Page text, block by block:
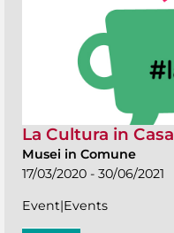
La Cultura in Casa
Musei in Comune
17/03/2020 - 30/06/2021
Event|Events